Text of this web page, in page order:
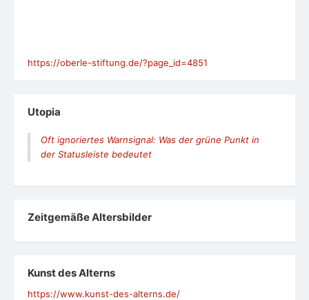
https://oberle-stiftung.de/?page_id=4851
Utopia
Oft ignoriertes Warnsignal: Was der grüne Punkt in
der Statusleiste bedeutet
Zeit­ge­mäße Alters­bil­der
Kunst des Alterns
https://www.kunst-des-alterns.de/